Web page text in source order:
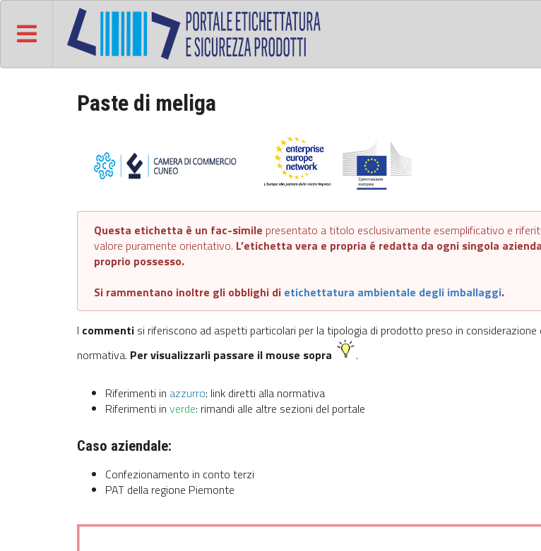
Paste di meliga
Questa etichetta è un fac-simile presentato a titolo esclusivamente esemplificativo e
valore puramente orientativo. L’etichetta vera e propria é redatta da ogni singola
proprio possesso.
Si rammentano inoltre gli obblighi di etichettatura ambientale degli imballaggi.
I commentisi riferiscono ad aspetti particolari per la tipologia di prodotto preso in
normativa. Per visualizzarli passare il mouse sopra .
Riferimenti in azzurro: link diretti alla normativa
Riferimenti in verde: rimandi alle altre sezioni del portale
Caso aziendale:
Confezionamento in conto terzi
PAT della regione Piemonte